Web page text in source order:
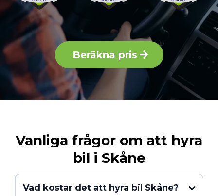
Beräkna pris
Vanliga frågor om att hyra
bil i Skåne
Vad kostar det att hyra bil Skåne?